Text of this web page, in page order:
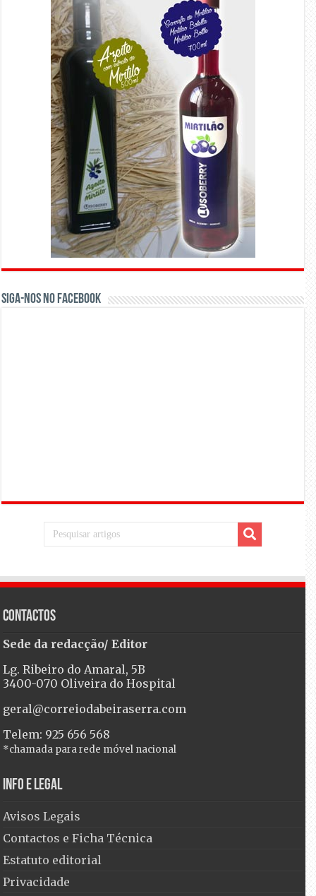
Siga-nos no Facebook
Contactos
Sede da redacção/ Editor
Lg. Ribeiro do Amaral, 5B
3400-070 Oliveira do Hospital
geral@correiodabeiraserra.com
Telem: 925 656 568
*chamada para rede móvel nacional
Info e Legal
Avisos Legais
Contactos e Ficha Técnica
Estatuto editorial
Privacidade